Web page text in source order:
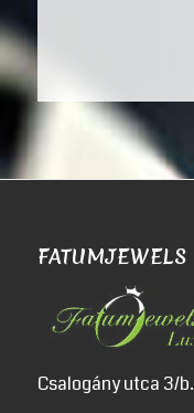
FATUMJEWELS
Csalogány utca 3/b.